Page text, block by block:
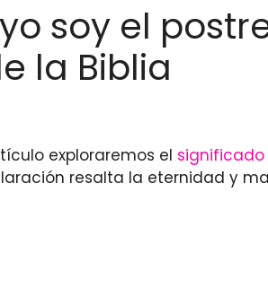
soy el
la Biblia
exploraremos el
resalta la eternidad y